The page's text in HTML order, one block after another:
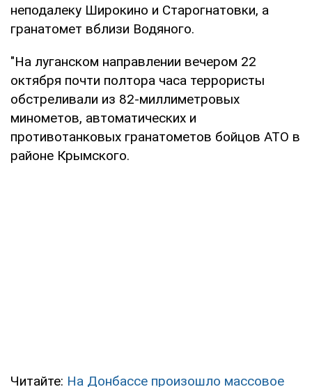
неподалеку Широкино и Старогнатовки, а
гранатомет вблизи Водяного.
"На луганском направлении вечером 22
октября почти полтора часа террористы
обстреливали из 82-миллиметровых
минометов, автоматических и
противотанковых гранатометов бойцов АТО в
районе Крымского.
Читайте: На Донбассе произошло массовое